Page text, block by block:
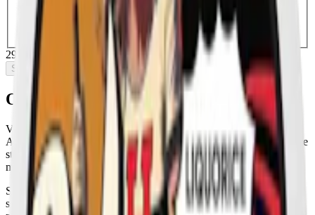
1-pack
34,90 kr 34,90 kr 149,50 kr 29,90 kr
/st
10-pack
29,95 kr 30-pack 880,80 kr29,36 kr
/st
50-pack
28,48 kr
299,50 kr
Slut i lager
Om Vid Salty Liquorice Stark
Vid Salty Liquorice är ett starkt vitt snus från svenska Kurbits Snus
AB. Med formatet slim, för en diskretare upplevelse, och en starkare
styrka på 11,2 mg nikotin per prilla, erbjuder detta snus en kraftig
men njutbar upplevelse. Helt utan tobak.
Smaken kommer från den speciella blandningen av saltlakrits eller
salmiaklakrits. Detta är en kombination av sötheten från lakritsrot